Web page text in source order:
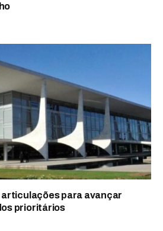
para avançar
prioritários